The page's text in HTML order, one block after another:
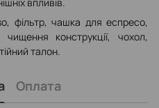
фільтр, чашка для еспресо,
конструкції, чохол,
талон.
Оплата